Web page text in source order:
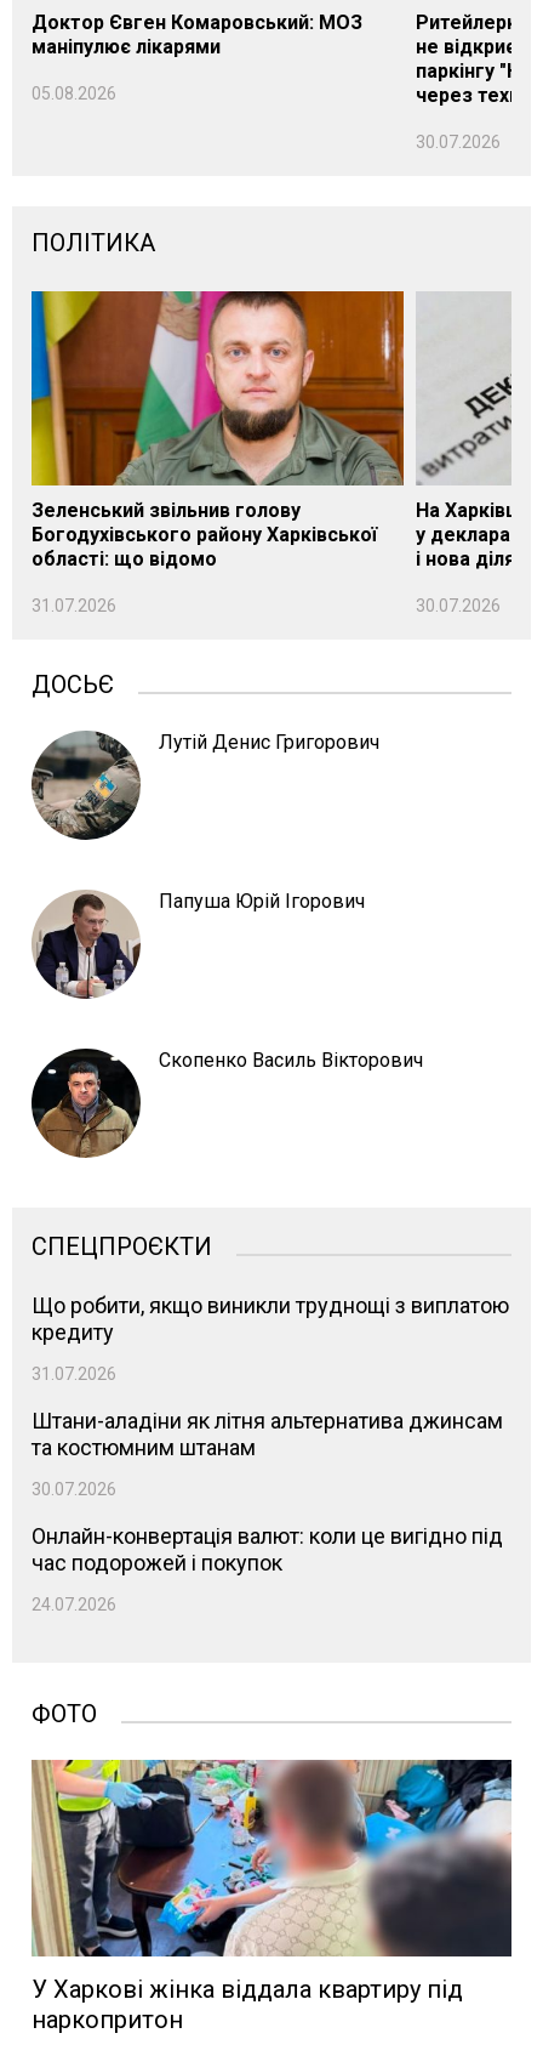
Доктор Євген Комаровський: МОЗ
маніпулює лікарями
05.08.2026
Ритейлерка
не
паркінгу
через
30.07.2026
ПОЛІТИКА
Зеленський звільнив голову
Богодухівського району Харківської
області: що відомо
31.07.2026
На
у декларації
і нова
30.07.2026
ДОСЬЄ
Лутій Денис Григорович
Папуша Юрій Ігорович
Скопенко Василь Вікторович
СПЕЦПРОЄКТИ
Що робити, якщо виникли труднощі з виплатою
кредиту
31.07.2026
Штани-аладіни як літня альтернатива джинсам
та костюмним штанам
30.07.2026
Онлайн-конвертація валют: коли це вигідно під
час подорожей і покупок
24.07.2026
ФОТО
У Харкові жінка віддала квартиру під
наркопритон